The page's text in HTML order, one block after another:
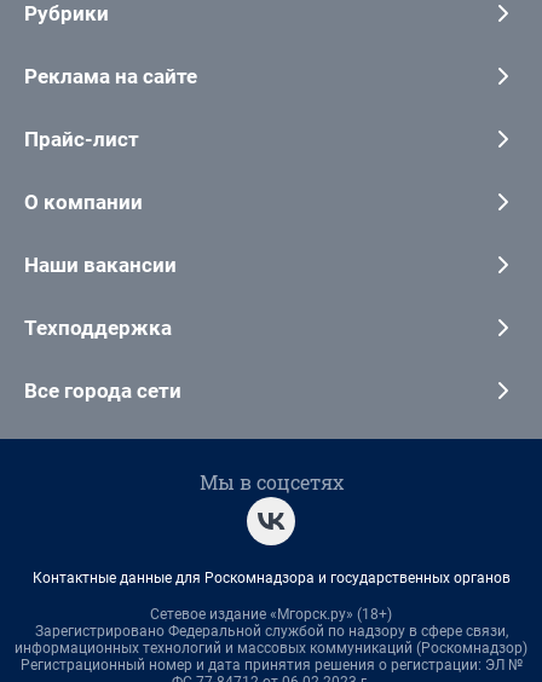
Рубрики
Реклама на сайте
Прайс-лист
О компании
Наши вакансии
Техподдержка
Все города сети
Мы в соцсетях
Контактные данные для Роскомнадзора и государственных органов
Сетевое издание «Мгорск.ру» (18+)
Зарегистрировано Федеральной службой по надзору в сфере связи,
информационных технологий и массовых коммуникаций (Роскомнадзор)
Регистрационный номер и дата принятия решения о регистрации: ЭЛ №